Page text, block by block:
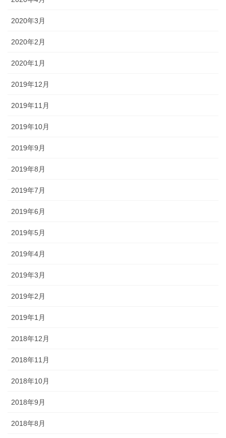
2020年3月
2020年2月
2020年1月
2019年12月
2019年11月
2019年10月
2019年9月
2019年8月
2019年7月
2019年6月
2019年5月
2019年4月
2019年3月
2019年2月
2019年1月
2018年12月
2018年11月
2018年10月
2018年9月
2018年8月